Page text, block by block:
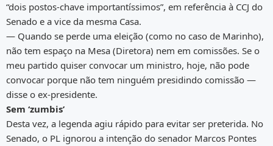
“dois postos-chave importantíssimos”, em referência à CCJ do
Senado e a vice da mesma Casa.
— Quando se perde uma eleição (como no caso de Marinho),
não tem espaço na Mesa (Diretora) nem em comissões. Se o
meu partido quiser convocar um ministro, hoje, não pode
convocar porque não tem ninguém presidindo comissão —
disse o ex-presidente.
Sem ‘zumbis’
Desta vez, a legenda agiu rápido para evitar ser preterida. No
Senado, o PL ignorou a intenção do senador Marcos Pontes